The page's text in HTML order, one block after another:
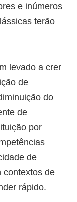
e inúmeros
terão
levado a crer
de
do
de
por
de
contextos de
rápido.